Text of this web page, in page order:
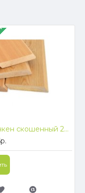
Планкен скошенный 20х90мм ComfortProm, 1м2